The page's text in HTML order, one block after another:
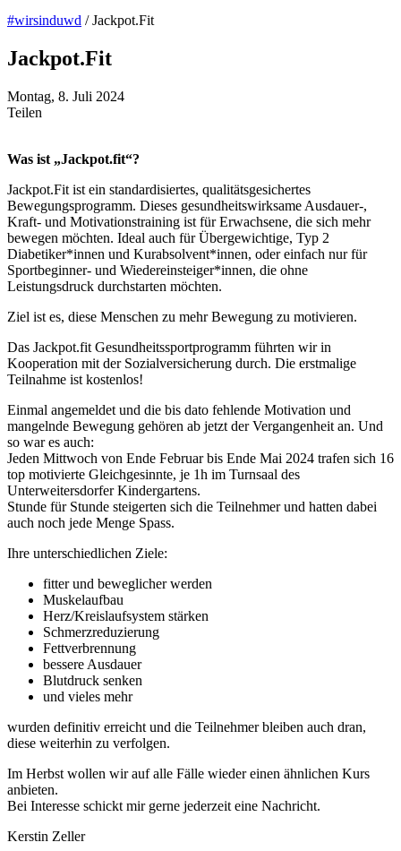
#wirsinduwd /Jackpot.Fit
Jackpot.Fit
Montag, 8. Juli 2024
Teilen
Was ist „Jackpot.fit“?
Jackpot.Fit ist ein standardisiertes, qualitätsgesichertes
Bewegungsprogramm. Dieses gesundheitswirksame Ausdauer-,
Kraft- und Motivationstraining ist für Erwachsene, die sich mehr
bewegen möchten. Ideal auch für Übergewichtige, Typ 2
Diabetiker*innen und Kurabsolvent*innen, oder einfach nur für
Sportbeginner- und Wiedereinsteiger*innen, die ohne
Leistungsdruck durchstarten möchten.
Ziel ist es, diese Menschen zu mehr Bewegung zu motivieren.
Das Jackpot.fit Gesundheitssportprogramm führten wir in
Kooperation mit der Sozialversicherung durch. Die erstmalige
Teilnahme ist kostenlos!
Einmal angemeldet und die bis dato fehlende Motivation und
mangelnde Bewegung gehören ab jetzt der Vergangenheit an. Und
so war es auch:
Jeden Mittwoch von Ende Februar bis Ende Mai 2024 trafen sich 16
top motivierte Gleichgesinnte, je 1h im Turnsaal des
Unterweitersdorfer Kindergartens.
Stunde für Stunde steigerten sich die Teilnehmer und hatten dabei
auch noch jede Menge Spass.
Ihre unterschiedlichen Ziele:
fitter und beweglicher werden
Muskelaufbau
Herz/Kreislaufsystem stärken
Schmerzreduzierung
Fettverbrennung
bessere Ausdauer
Blutdruck senken
und vieles mehr
wurden definitiv erreicht und die Teilnehmer bleiben auch dran,
diese weiterhin zu verfolgen.
Im Herbst wollen wir auf alle Fälle wieder einen ähnlichen Kurs
anbieten.
Bei Interesse schickt mir gerne jederzeit eine Nachricht.
Kerstin Zeller